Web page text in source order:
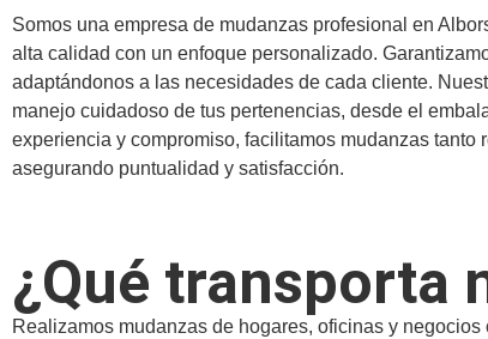
Somos una empresa de mudanzas profesional en
alta calidad con un enfoque personalizado.
adaptándonos a las necesidades de cada cliente.
manejo cuidadoso de tus pertenencias, desde el
experiencia y compromiso, facilitamos mudanzas tanto
asegurando puntualidad y satisfacción.
¿Qué transporta
Realizamos mudanzas de hogares, oficinas y